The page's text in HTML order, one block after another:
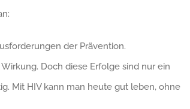
der Prävention.
Doch diese Erfolge sind nur ein
Mit HIV kann man heute gut leben, ohne